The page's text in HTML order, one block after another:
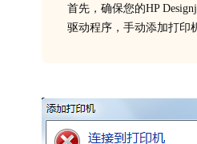
首先，确保您的HP
驱动程序，手动添加打印